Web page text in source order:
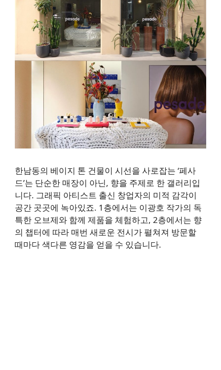
한남동의 베이지 톤 건물이 시선을 사로잡는 ‘페사
드’는 단순한 매장이 아닌, 향을 주제로 한 갤러리입
니다. 그래픽 아티스트 출신 창업자의 미적 감각이
공간 곳곳에 녹아있죠. 1층에서는 이광호 작가의 독
특한 오브제와 함께 제품을 체험하고, 2층에서는 향
의 챕터에 따라 매번 새로운 전시가 펼쳐져 방문할
때마다 색다른 영감을 얻을 수 있습니다.